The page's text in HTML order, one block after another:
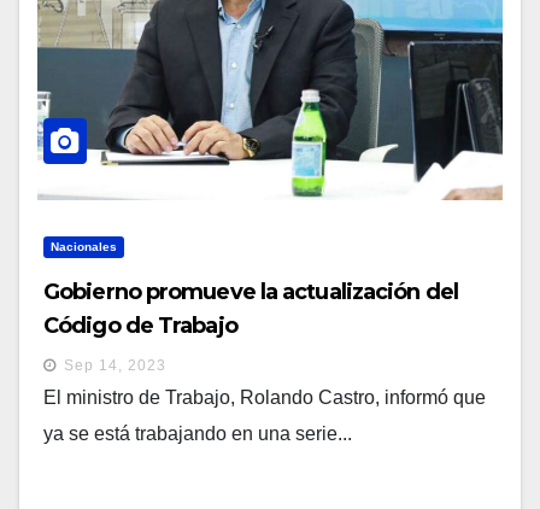
Nacionales
Gobierno promueve la actualización del
Código de Trabajo
Sep 14, 2023
El ministro de Trabajo, Rolando Castro, informó que
ya se está trabajando en una serie...